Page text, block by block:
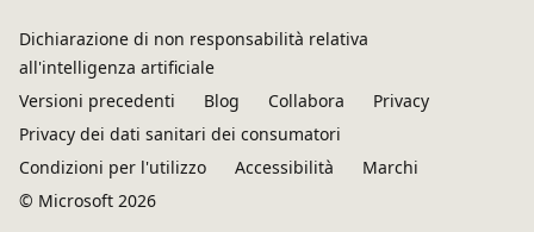
Dichiarazione di non responsabilità relativa
all'intelligenza artificiale
Versioni precedenti
Blog Collabora
Privacy
Privacy dei dati sanitari dei consumatori
Condizioni per l'utilizzo
Accessibilità
Marchi
© Microsoft 2026